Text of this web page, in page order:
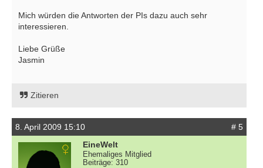
Mich würden die Antworten der PIs dazu auch sehr
interessieren.
Liebe Grüße
Jasmin
Zitieren
8. April 2009 15:10
# 5
EineWelt
Ehemaliges Mitglied
Beiträge: 310